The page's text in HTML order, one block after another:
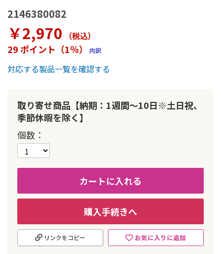
2146380082
￥2,970 （税込）
29 ポイント（1％） 内訳
対応する製品一覧を確認する
取り寄せ商品【納期：1週間～10日※土日祝、
季節休暇を除く】
個数
カートに入れる
購入手続きへ
お気に入りに追加
リンクをコピー
ャ
リ
ー
の
最
初
動
す
る